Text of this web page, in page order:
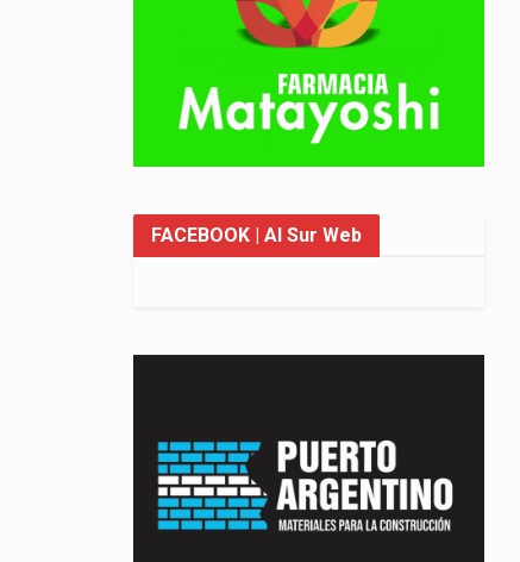
FACEBOOK | Al Sur Web